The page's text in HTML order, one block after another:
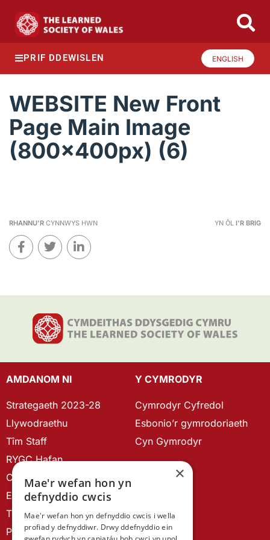
PRIF DDEWISLEN ENGLISH
WEBSITE New Front
Page Main Image
(800x400px) (6)
RHANNU'R CYNNWYS HWN YN ÔL I'R BRIG
AMDANOM NI
Strategaeth 2023-28
Llywodraethu
Tîm Staff
RYGC Hafan
Canllawiau brandio
Ein Hanes
Telerau ac Amodau
Polisi Preifatrwydd
Y CYMRODYR
Cymrodyr Cyfredol
Esbonio’r gymrodoriaeth
Cyn Gymrodyr
×
Mae'r wefan hon yn
defnyddio cwcis
Mae'r wefan hon yn defnyddio cwcis i wella
profiad y defnyddiwr. Drwy ddefnyddio ein